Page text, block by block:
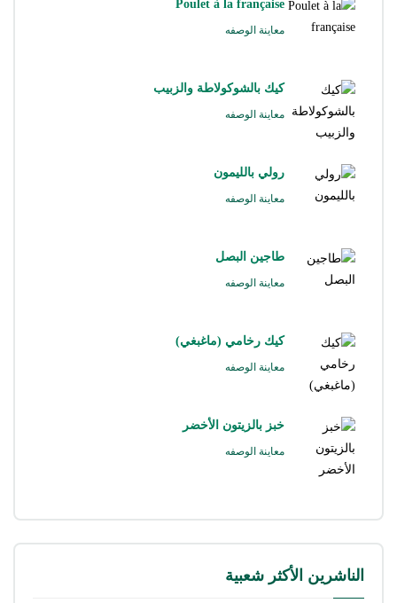
Poulet à la française
معاينة الوصفه
كيك بالشوكولاطة والزبيب
معاينة الوصفه
رولي بالليمون
معاينة الوصفه
طاجين البصل
معاينة الوصفه
كيك رخامي (ماغبغي)
معاينة الوصفه
خبز بالزيتون الأخضر
معاينة الوصفه
الناشرين الأكثر شعبية